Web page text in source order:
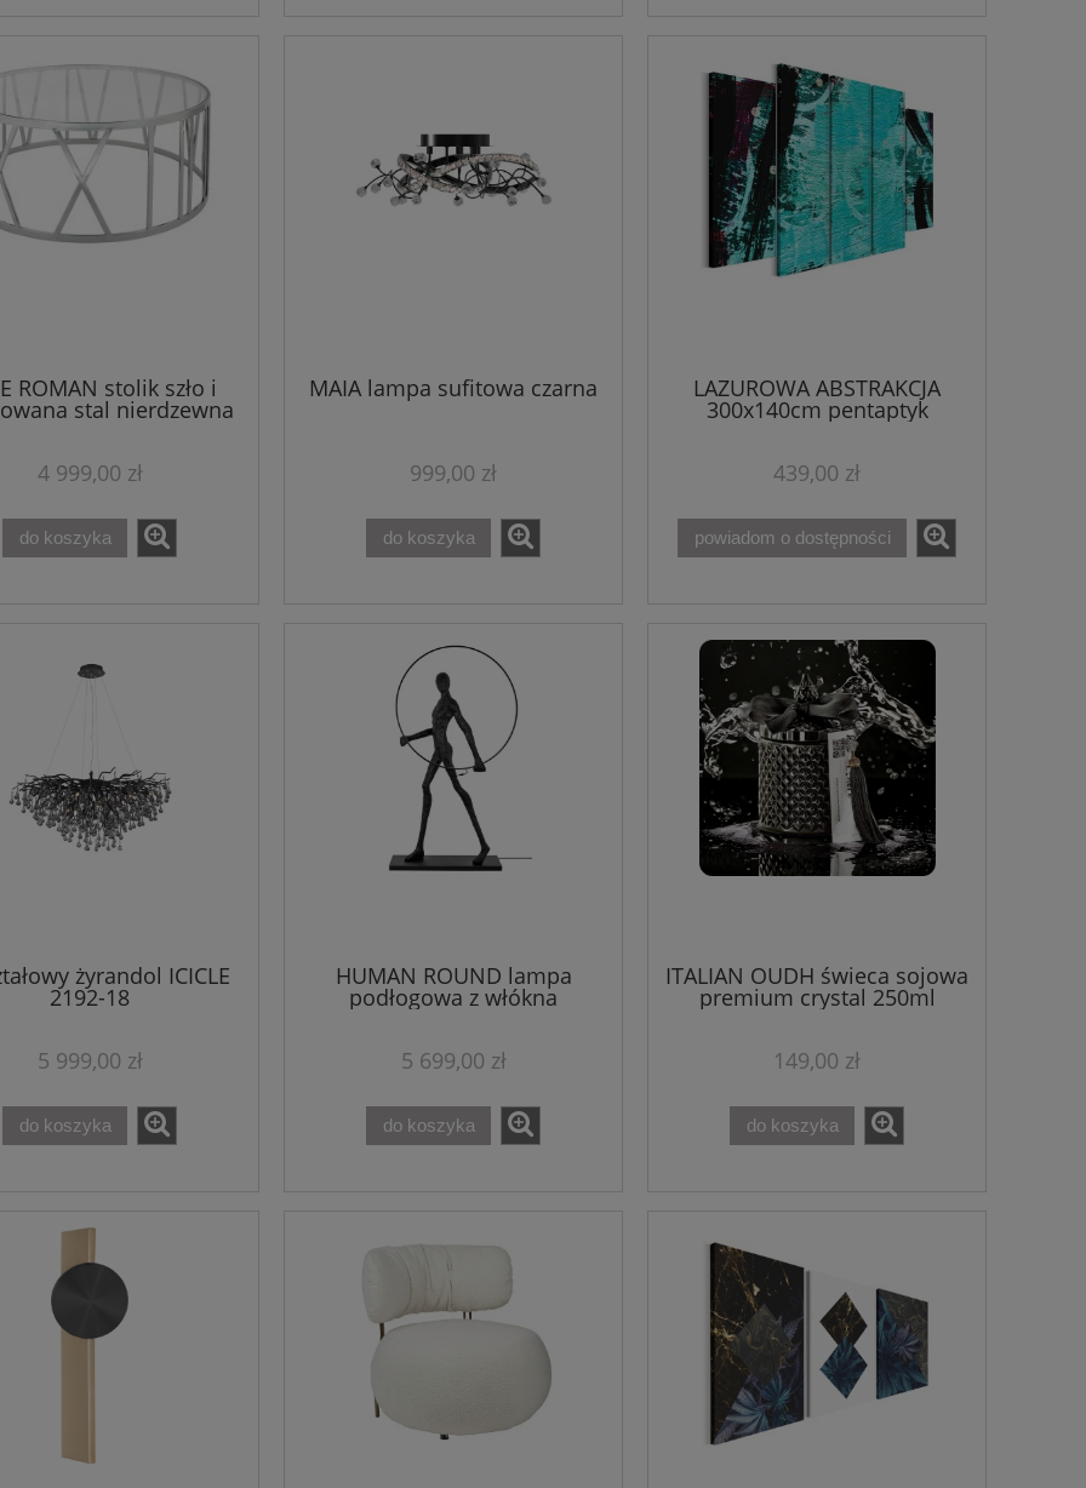
ROMAN stolik szło i
stal nierdzewna
4 999,00 zł
do koszyka
MAIA lampa sufitowa czarna
999,00 zł
do koszyka
LAZUROWA ABSTRAKCJA
300x140cm pentaptyk
schodkowo-prosty
439,00 zł
powiadom o dostępności
żyrandol ICICLE
2192-18
5 999,00 zł
do koszyka
HUMAN ROUND lampa
podłogowa z włókna
szklanego
5 699,00 zł
do koszyka
ITALIAN OUDH świeca sojowa
premium crystal 250ml
149,00 zł
do koszyka